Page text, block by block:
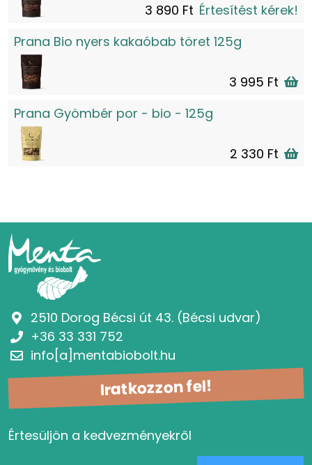
3 890 Ft Értesítést kérek!
Prana Bio nyers kakaóbab töret 125g
3 995 Ft
Prana Gyömbér por - bio - 125g
2 330 Ft
Iratkozzon fel!
Értesüljön a kedvezményekről
2510 Dorog Bécsi út 43. (Bécsi udvar)
+36 33 331 752
info[a]mentabiobolt.hu